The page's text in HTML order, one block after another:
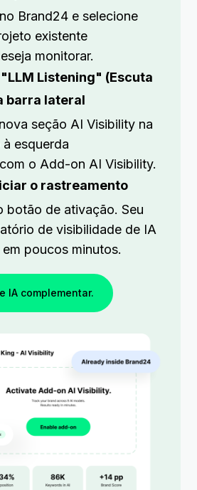
Brand24 e selecione
existente
monitorar.
Listening" (Escuta
barra lateral
seção AI Visibility na
esquerda
o Add-on AI Visibility.
o rastreamento
botão de ativação. Seu
de visibilidade de IA
poucos minutos.
IA complementar.